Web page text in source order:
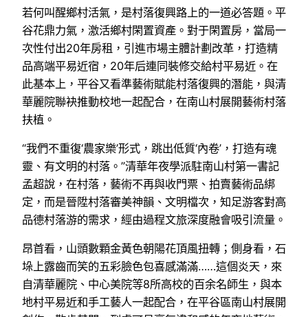
若何叫醒鄉村活氣，是村落復興路上的一道必答題。平
谷花鼎力氣，激活鄉村閑置資產。對于閑置房，當局一
次性付出20年房租，引進市場主體計劃改革，打造精
品高端平易近宿，20年后連同裝修交給村平易近。在
此基本上，平谷又看準藝術賦能村落復興的潛能，與清
華麗院聯袂推動校地一起配合，在南山村展開藝術村落
扶植。
“我們不重復‘農家樂’形式，跳出低質‘內卷’，打造有魂
靈、有文明的村落。”清華年夜學派駐南山村第一書記
孟超說，在村落，藝術不再與收門票、拍賣藝術品綁
定，而是晉陞村落審美神韻、文明檔次，知足游客對高
品德村落游的需求，經由過程文旅深度融會吸引流量。
昂首看，山頭數顆金黃色朝陽花頂風扭轉；側身看，石
垛上露齒而笑的五彩臉色包喜感滿滿……這個炎天，來
自清華麗院、中心美院等8所高校的百余名師生，與本
地村平易近和手工藝人一起配合，在平谷區南山村展開